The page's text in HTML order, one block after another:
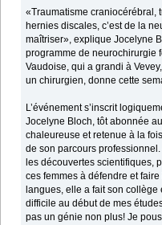
«Traumatisme craniocérébral,
hernies discales, c’est de la
maîtriser», explique Jocelyne
programme de neurochirurgie
Vaudoise, qui a grandi à
un chirurgien, donne cette
L’événement s’inscrit
Jocelyne Bloch, tôt abonnée
chaleureuse et retenue à la
de son parcours
les découvertes scientifiques,
ces femmes à défendre et
langues, elle a fait son
difficile au début de mes
pas un génie non plus! Je